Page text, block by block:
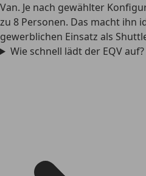
Van. Je nach gewählter
zu 8 Personen. Das macht ihn
gewerblichen Einsatz als
Wie schnell lädt der EQV auf?